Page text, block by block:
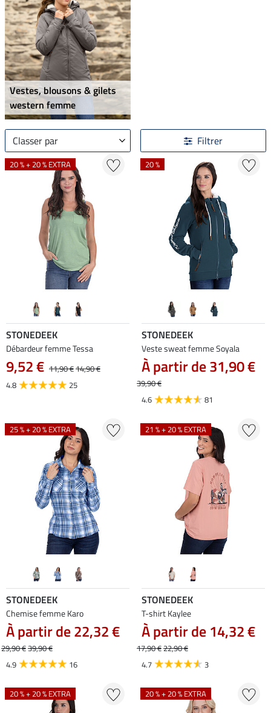
Vestes, blousons & gilets
western femme
Classer par Filtrer
20 % + 20 % EXTRA
STONEDEEK
Débardeur femme Tessa
9,52 € 11,90 €14,90 €
4.8
25
20 %
STONEDEEK
Veste sweat femme Soyala
À partir de 31,90 €
39,90 €
4.6
81
25 % + 20 % EXTRA
STONEDEEK
Chemise femme Karo
À partir de 22,32 €
29,90 €39,90 €
4.9
16
21 % + 20 % EXTRA
STONEDEEK
T-shirt Kaylee
À partir de 14,32 €
17,90 €22,90 €
4.7
3
20 % + 20 % EXTRA 20 % + 20 % EXTRA